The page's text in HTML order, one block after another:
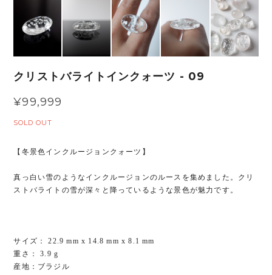
クリストバライトインクォーツ - 09
¥99,999
SOLD OUT
【冬景色インクルージョンクォーツ】
真っ白い雪のようなインクルージョンのルースを集めました。クリ
ストバライトの雪が深々と降っているような景色が魅力です。
サイズ： 22.9 mm x 14.8 mm x 8.1 mm
重さ： 3.9 g
産地：ブラジル